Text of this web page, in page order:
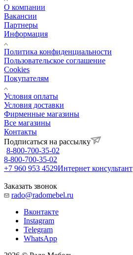
О компании
Вакансии
Партнеры
Информация
Политика конфиденциальности
Пользовательское соглашение
Cookies
Покупателям
Условия оплаты
Условия доставки
Фирменные магазины
Все магазины
Контакты
Подписаться на рассылку
8-800-700-35-02
8-800-700-35-02
+7 960 953 4529Интернет консультант
Заказать звонок
rado@radomebel.ru
Вконтакте
Instagram
Telegram
WhatsApp